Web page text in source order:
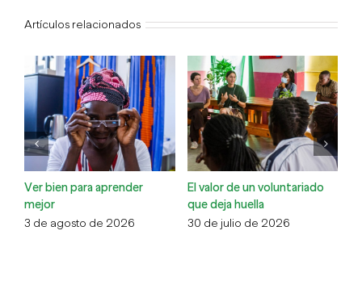
Artículos relacionados
Ver bien para aprender
mejor
3 de agosto de 2026
El valor de un voluntariado
que deja huella
30 de julio de 2026